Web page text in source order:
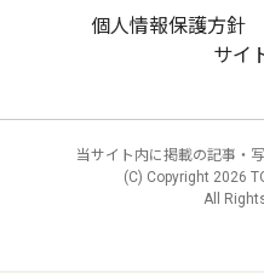
個人情報保護方針
サイ
当サイト内に掲載の記事・
(C) Copyright 2026
All